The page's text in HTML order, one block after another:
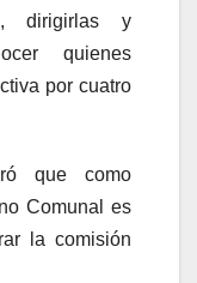
dirigirlas y
quienes
por cuatro
que como
Comunal es
la comisión